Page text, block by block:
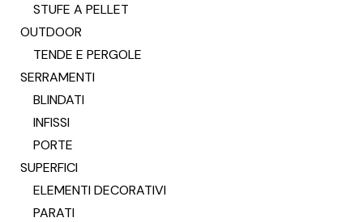
STUFE A PELLET
OUTDOOR
TENDE E PERGOLE
SERRAMENTI
BLINDATI
INFISSI
PORTE
SUPERFICI
ELEMENTI DECORATIVI
PARATI